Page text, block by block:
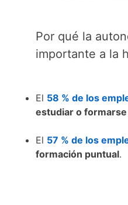
Por qué la
importante a la
El 58 % de los
estudiar o
El 57 % de los
formación puntual.